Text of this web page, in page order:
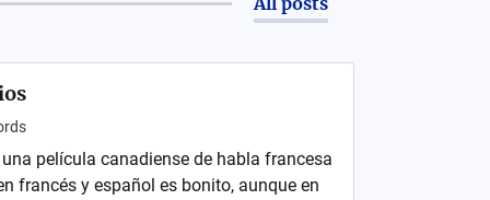
película canadiense de habla francesa
francés y español es bonito, aunque en